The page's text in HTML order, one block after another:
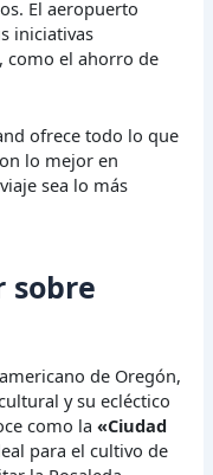
El aeropuerto
iniciativas
como el ahorro de
ofrece todo lo que
lo mejor en
sea lo más
sobre
de Oregón,
y su ecléctico
como la«Ciudad
para el cultivo de